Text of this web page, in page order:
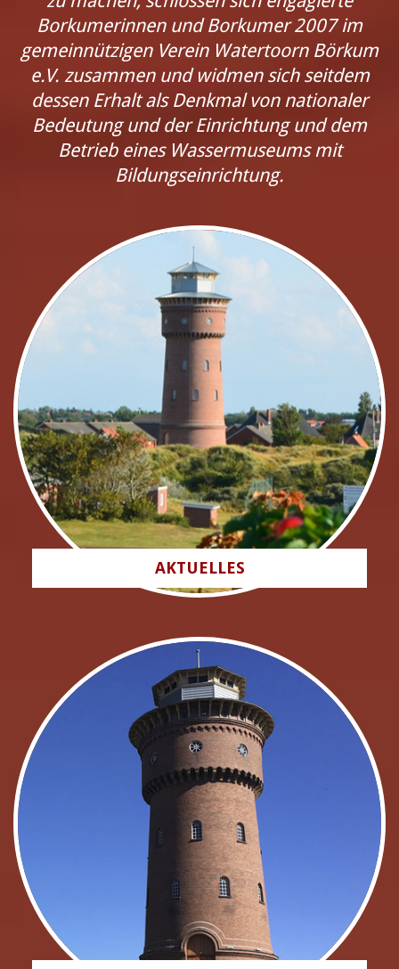
Borkumerinnen und Borkumer 2007 im
gemeinnützigen Verein Watertoorn Börkum
e.V. zusammen und widmen sich seitdem
dessen Erhalt als Denkmal von nationaler
Bedeutung und der Einrichtung und dem
Betrieb eines Wassermuseums mit
Bildungseinrichtung.
AKTUELLES